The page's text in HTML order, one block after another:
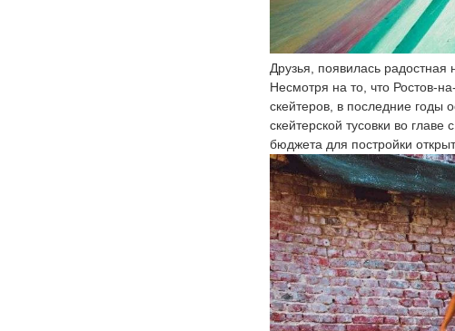
Друзья, появилась радостная
Несмотря на то, что Ростов-
скейтеров, в последние годы
скейтерской тусовки во главе с
бюджета для постройки